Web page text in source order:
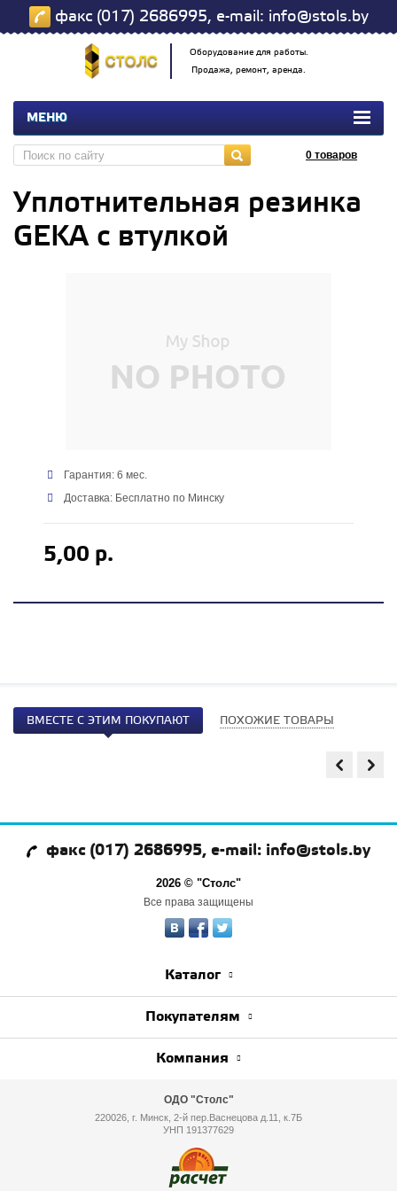
факс (017) 2686995, e-mail: info@stols.by
Оборудование для работы.
Продажа, ремонт, аренда.
МЕНЮ
0 товаров
Уплотнительная резинка
GEKA с втулкой
Гарантия: 6 мес.
Доставка: Бесплатно по Минску
5,00 р.
ВМЕСТЕ С ЭТИМ ПОКУПАЮТ ПОХОЖИЕ ТОВАРЫ
факс (017) 2686995, e-mail: info@stols.by
2026 © "Столс"
Все права защищены
Каталог
Покупателям
Компания
ОДО "Столс"
220026, г. Минск, 2-й пер.Васнецова д.11, к.7Б
УНП 191377629